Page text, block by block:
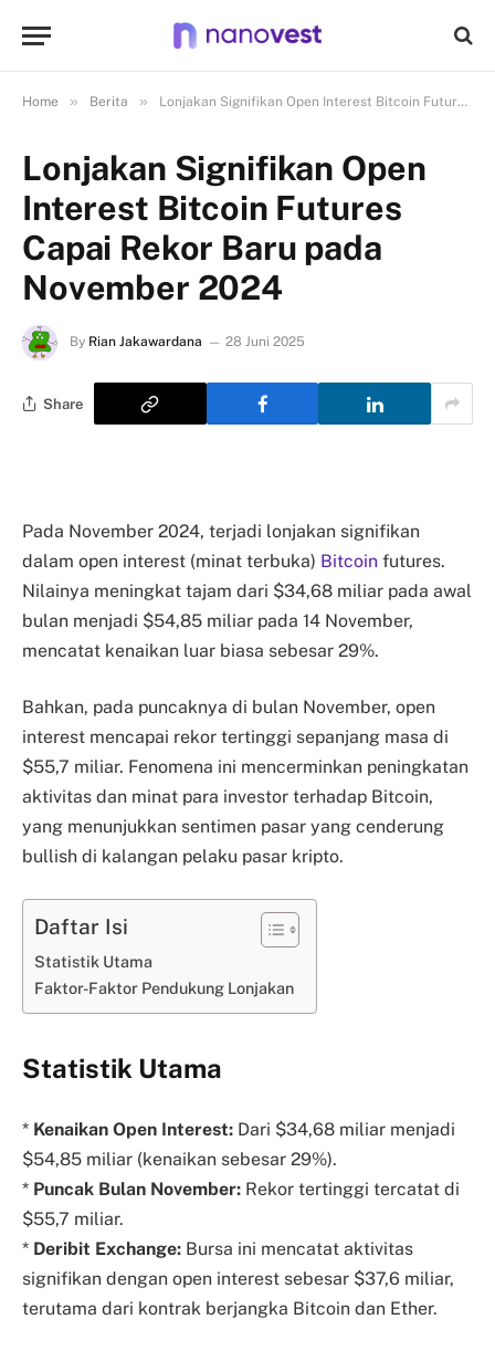
Home » Berita » Lonjakan Signifikan Open Interest Bitcoin Futures Capai Rekor Baru pada November 2024
Lonjakan Signifikan Open
Interest Bitcoin Futures
Capai Rekor Baru pada
November 2024
By Rian Jakawardana 28 Juni 2025
Share
Pada November 2024, terjadi lonjakan signifikan
dalam open interest (minat terbuka) Bitcoin futures.
Nilainya meningkat tajam dari $34,68 miliar pada awal
bulan menjadi $54,85 miliar pada 14 November,
mencatat kenaikan luar biasa sebesar 29%.
Bahkan, pada puncaknya di bulan November, open
interest mencapai rekor tertinggi sepanjang masa di
$55,7 miliar. Fenomena ini mencerminkan peningkatan
aktivitas dan minat para investor terhadap Bitcoin,
yang menunjukkan sentimen pasar yang cenderung
bullish di kalangan pelaku pasar kripto.
Daftar Isi
Statistik Utama
Faktor-Faktor Pendukung Lonjakan
Statistik Utama
* Kenaikan Open Interest: Dari $34,68 miliar menjadi
$54,85 miliar (kenaikan sebesar 29%).
* Puncak Bulan November: Rekor tertinggi tercatat di
$55,7 miliar.
* Deribit Exchange: Bursa ini mencatat aktivitas
signifikan dengan open interest sebesar $37,6 miliar,
terutama dari kontrak berjangka Bitcoin dan Ether.